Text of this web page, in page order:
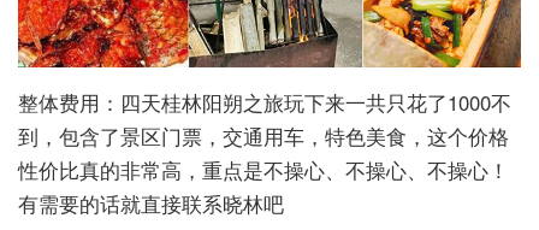
整体费用：四天桂林阳朔之旅玩下来一共只花了1000不
到，包含了景区门票，交通用车，特色美食，这个价格
性价比真的非常高，重点是不操心、不操心、不操心！
有需要的话就直接联系晓林吧